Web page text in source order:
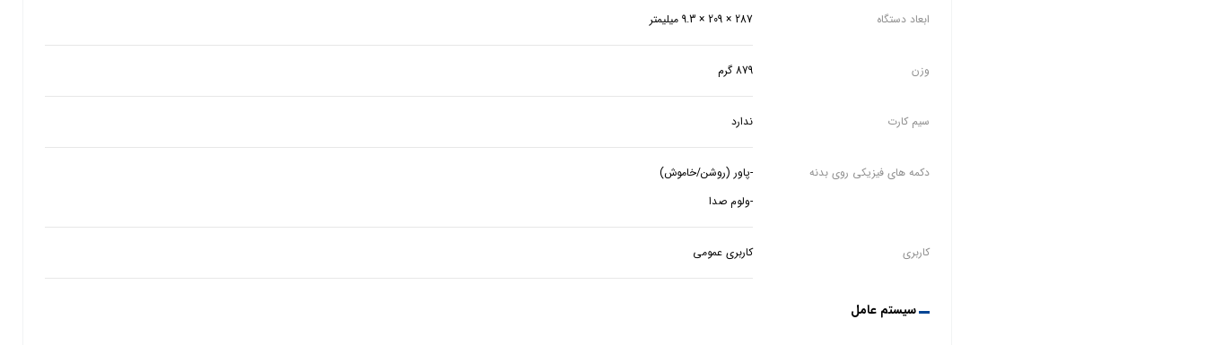
ابعاد دستگاه 287 × 209 × 9.3 میلیمتر
وزن 879 گرم
سیم کارت ندارد
دکمه های فیزیکی روی بدنه
-ولوم صدا
کاربری کاربری عمومی
سیستم عامل